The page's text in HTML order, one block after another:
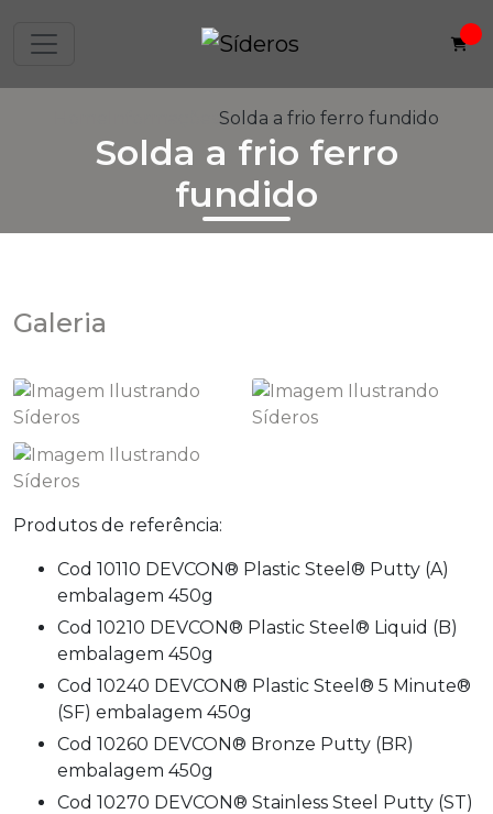
Solda a frio ferro fundido
Solda a frio ferro
fundido
Galeria
Produtos de referência:
Cod 10110 DEVCON® Plastic Steel® Putty (A)
embalagem 450g
Cod 10210 DEVCON® Plastic Steel® Liquid (B)
embalagem 450g
Cod 10240 DEVCON® Plastic Steel® 5 Minute®
(SF) embalagem 450g
Cod 10260 DEVCON® Bronze Putty (BR)
embalagem 450g
Cod 10270 DEVCON® Stainless Steel Putty (ST)